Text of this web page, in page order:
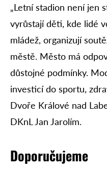
„Letní stadion není jen
vyrůstají děti, kde lidé
mládež, organizují
městě. Město má
důstojné podmínky.
investicí do sportu,
Dvoře Králové nad
DKnL Jan Jarolím.
Doporučujeme